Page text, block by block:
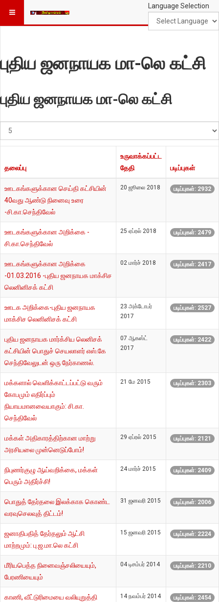
Language Selection
புதிய ஜனநாயக மா-லெ கட்சி
புதிய ஜனநாயக மா-லெ கட்சி
காட்டுக
தலைப்பு
உருவாக்கப்பட்ட
தேதி
படிப்புகள்
ஊடகங்களுக்கான செய்தி கட்சியின்
40வது ஆண்டு நினைவு உரை
-சி.கா.செந்திவேல்
20 ஜூலை 2018 படிப்புகள்: 2932
ஊடகங்களுக்கான அறிக்கை -
சி.கா.செந்திவேல்
25 ஏப்ரல் 2018 படிப்புகள்: 2479
ஊடகங்களுக்கான அறிக்கை
-01.03.2016 -புதிய ஜனநாயக மாக்சிச
லெனினிசக் கட்சி
02 மார்ச் 2018 படிப்புகள்: 2417
ஊடக அறிக்கை-புதிய ஜனநாயக
மாக்சிச லெனினிசக் கட்சி
23 அக்டோபர்
2017
படிப்புகள்: 2527
புதிய ஜனநாயக மார்க்சிய லெனிசக்
கட்சியின் பொதுச் செயலாளர் எஸ்.கே
செந்திவேலுடன் ஒரு நேர்காணல்.
07 ஆகஸ்ட்
2017
படிப்புகள்: 2422
மக்களால் வெளிக்காட்டப்பட்டு வரும்
கோபமும் எதிர்ப்பும்
நியாயமானவையாகும்: சி.கா.
செந்திவேல்
21 மே 2015 படிப்புகள்: 2303
மக்கள் அதிகாரத்திற்கான மாற்று
அரசியலை முன்னெடுப்போம்!
29 ஏப்ரல் 2015 படிப்புகள்: 2121
நிபுணர்குழு ஆய்வறிக்கை, மக்கள்
பெரும் அதிர்ச்சி!
24 மார்ச் 2015 படிப்புகள்: 2409
பொதுத் தேர்தலை இலக்காக கொண்ட
வரவுசெலவுத் திட்டம்!
31 ஜனவரி 2015 படிப்புகள்: 2006
ஜனாதிபதித் தேர்தலும் ஆட்சி
மாற்றமும்: பு.ஜ.மா.லெ கட்சி
15 ஜனவரி 2015 படிப்புகள்: 2224
மீரியபெத்த நினைவஞ்சலியையும்,
பேரணியையும்
04 டிசம்பர் 2014 படிப்புகள்: 2210
காணி, வீட்டுரிமையை வலியுறுத்தி
14 நவம்பர் 2014 படிப்புகள்: 2454